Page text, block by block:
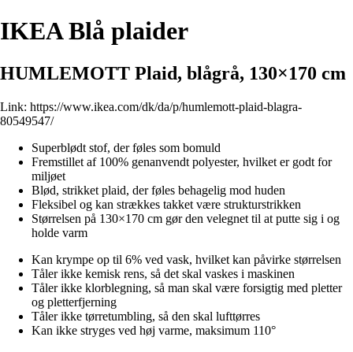
IKEA Blå plaider
HUMLEMOTT Plaid, blågrå, 130×170 cm
Link: https://www.ikea.com/dk/da/p/humlemott-plaid-blagra-
80549547/
Superblødt stof, der føles som bomuld
Fremstillet af 100% genanvendt polyester, hvilket er godt for
miljøet
Blød, strikket plaid, der føles behagelig mod huden
Fleksibel og kan strækkes takket være strukturstrikken
Størrelsen på 130×170 cm gør den velegnet til at putte sig i og
holde varm
Kan krympe op til 6% ved vask, hvilket kan påvirke størrelsen
Tåler ikke kemisk rens, så det skal vaskes i maskinen
Tåler ikke klorblegning, så man skal være forsigtig med pletter
og pletterfjerning
Tåler ikke tørretumbling, så den skal lufttørres
Kan ikke stryges ved høj varme, maksimum 110°